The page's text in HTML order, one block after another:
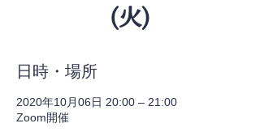
(火)
日時・場所
2020年10月06日 20:00 – 21:00
Zoom開催